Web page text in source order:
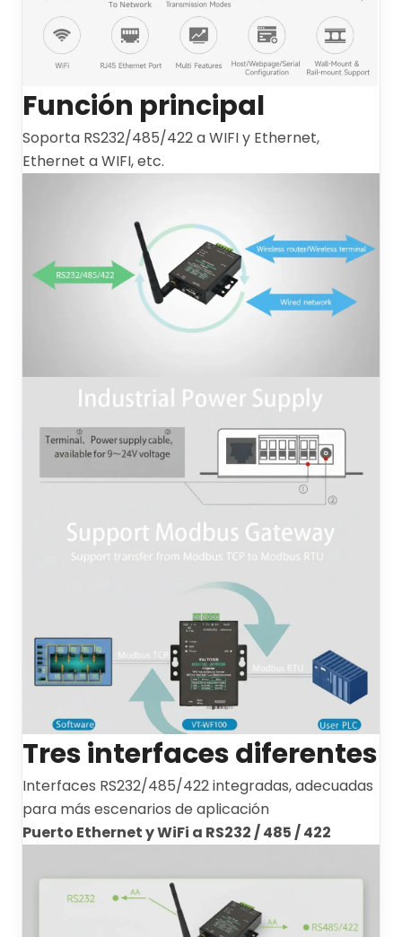
Función principal
Soporta RS232/485/422 a WIFI y Ethernet,
Ethernet a WIFI, etc.
Tres interfaces diferentes
Interfaces RS232/485/422 integradas, adecuadas
para más escenarios de aplicación
Puerto Ethernet y WiFi a RS232 / 485 / 422